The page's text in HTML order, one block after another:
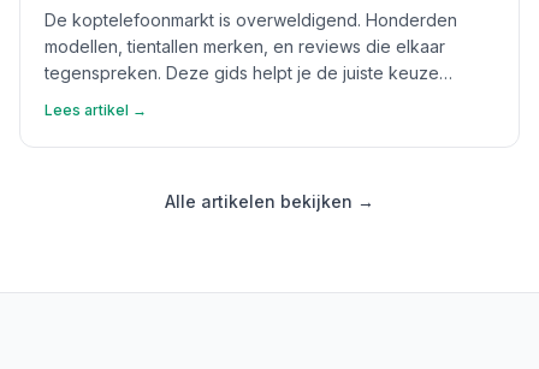
De koptelefoonmarkt is overweldigend. Honderden
modellen, tientallen merken, en reviews die elkaar
tegenspreken. Deze gids helpt je de juiste keuze
Lees artikel →
Alle artikelen bekijken →